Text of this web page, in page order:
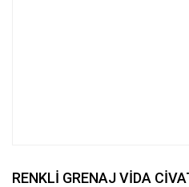
RENKLİ GRENAJ VİDA